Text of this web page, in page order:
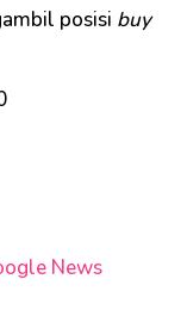
posisi buy
News